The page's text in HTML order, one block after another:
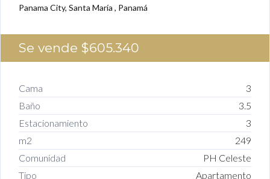
Panama City, Santa María , Panamá
Se vende $605.340
Cama
3
Baño
3.5
Estacionamiento
3
m2
249
Comunidad
PH Celeste
Tipo
Apartamento